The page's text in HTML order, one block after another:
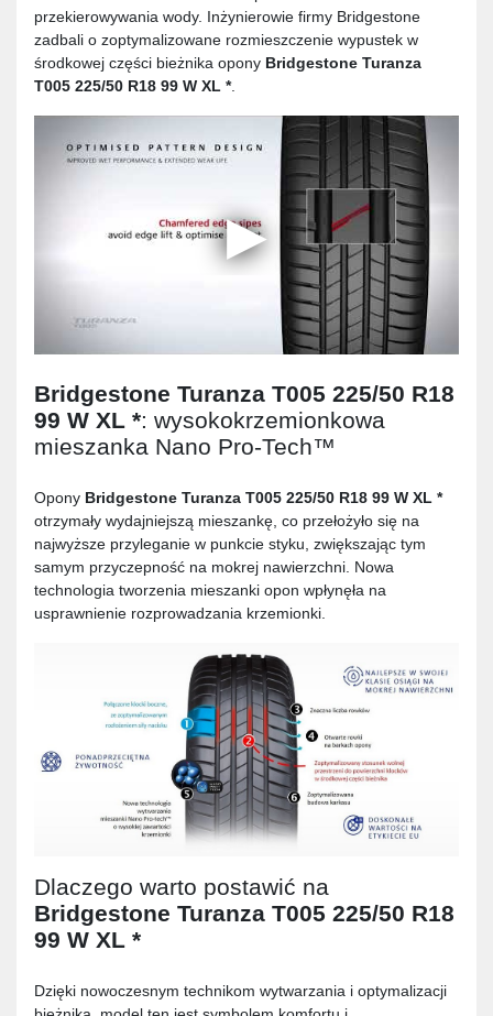
przekierowywania wody. Inżynierowie firmy Bridgestone
zadbali o zoptymalizowane rozmieszczenie wypustek w
środkowej części bieżnika opony Bridgestone Turanza
T005 225/50 R18 99 W XL *.
Bridgestone Turanza T005 225/50 R18
99 W XL *: wysokokrzemionkowa
mieszanka Nano Pro-Tech™
Opony Bridgestone Turanza T005 225/50 R18 99 W XL *
otrzymały wydajniejszą mieszankę, co przełożyło się na
najwyższe przyleganie w punkcie styku, zwiększając tym
samym przyczepność na mokrej nawierzchni. Nowa
technologia tworzenia mieszanki opon wpłynęła na
usprawnienie rozprowadzania krzemionki.
Dlaczego warto postawić na
Bridgestone Turanza T005 225/50 R18
99 W XL *
Dzięki nowoczesnym technikom wytwarzania i optymalizacji